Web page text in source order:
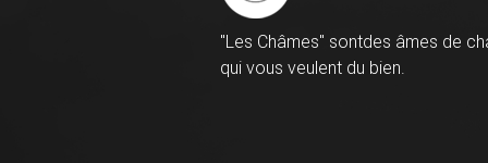
"Les Châmes" sontdes âmes de
qui vous veulent du bien.